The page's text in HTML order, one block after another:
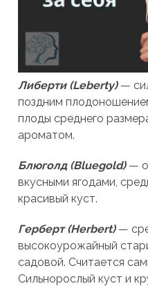
Либерти (Leberty)—
поздним
плоды среднего
ароматом.
Блюголд (Bluegold)—
вкусными ягодами,
красивый куст.
Герберт (Herbert)—
высокоурожайный
садовой. Считается
Сильнорослый куст и